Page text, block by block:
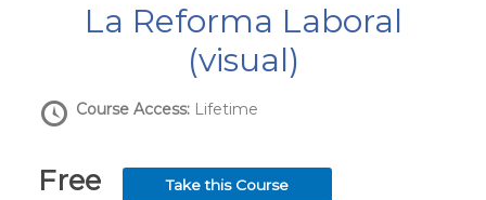
La Reforma Laboral
(visual)
Course Access: Lifetime
Free Take this Course